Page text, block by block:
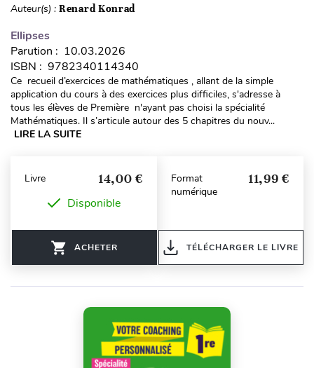
Auteur(s) : Renard Konrad
Ellipses
Parution : 10.03.2026
ISBN : 9782340114340
Ce recueil d’exercices de mathématiques , allant de la simple
application du cours à des exercices plus difficiles, s'adresse à
tous les élèves de Première n'ayant pas choisi la spécialité
Mathématiques. Il s’articule autour des 5 chapitres du nouv...
LIRE LA SUITE
Livre 14,00 €
Disponible
ACHETER
Format
numérique
11,99 €
TÉLÉCHARGER LE LIVRE